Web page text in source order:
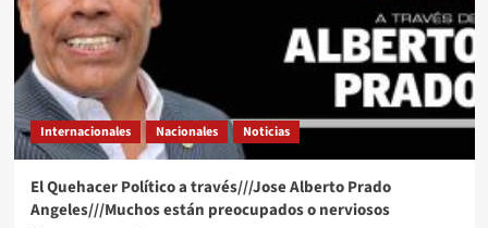
Internacionales Nacionales Noticias
El Quehacer Político a través///Jose Alberto Prado
Angeles///Muchos están preocupados o nerviosos